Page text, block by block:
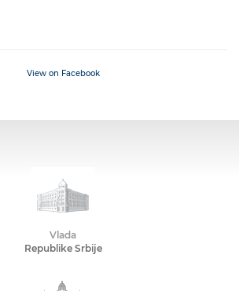
View on Facebook
Vlada
Republike Srbije